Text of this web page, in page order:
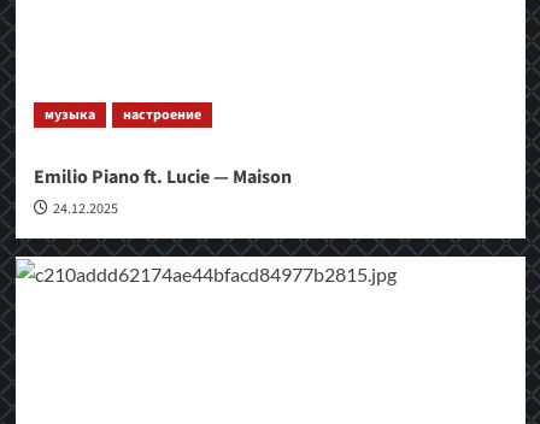
музыка настроение
Emilio Piano ft. Lucie — Maison
24.12.2025